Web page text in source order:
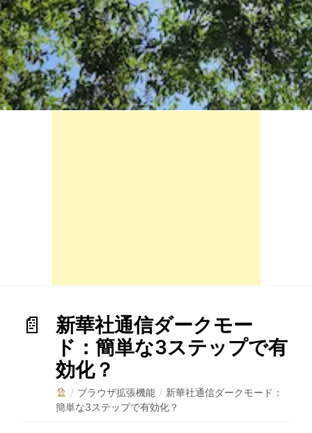
新華社通信ダークモー
ド：簡単な3ステップで有
効化？
/ ブラウザ拡張機能 / 新華社通信ダークモード：
簡単な3ステップで有効化？